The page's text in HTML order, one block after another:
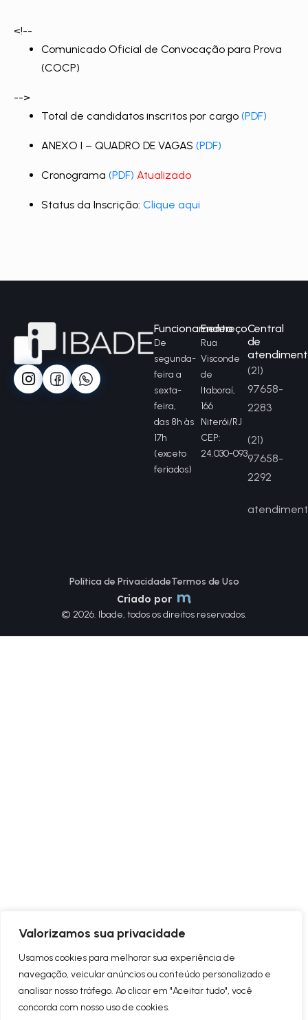
Valorizamos sua privacidade
Usamos cookies para melhorar sua experiência de
navegação, veicular anúncios ou conteúdo personalizado e
analisar nosso tráfego. Ao clicar em "Aceitar tudo", você
concorda com nosso uso de cookies.
<!--
Comunicado Oficial de Convocação para Prova
(COCP)
-->
Total de candidatos inscritos por cargo (PDF)
ANEXO I – QUADRO DE VAGAS (PDF)
Cronograma (PDF) Atualizado
Status da Inscrição: Clique aqui
Funcionamento
De
segunda-
feira a
sexta-
feira,
das 8h às
17h
(exceto
feriados)
Endereço
Rua
Visconde
de
Itaboraí,
166
Niterói/RJ
CEP:
24.030-093
Central
de
(21)
97658-
2283
(21)
97658-
2292
© 2026. Ibade, todos os direitos reservados.
Política de PrivacidadeTermos de Uso
Criado por